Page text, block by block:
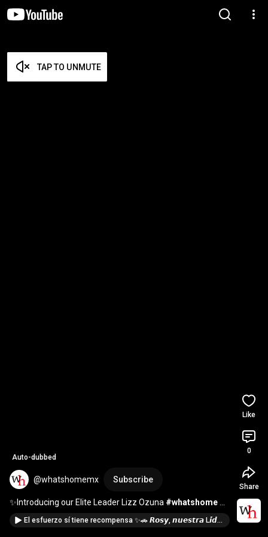
TAP TO UNMUTE
Auto-dubbed
@whatshomemx Subscribe
✨Introducing our Elite Leader Lizz Ozuna #whatshome
#entrepreneur#entrepreneurs
El esfuerzo sí tiene recompensa ✨🚗 𝙍𝙤𝙨𝙮, 𝙣𝙪𝙚𝙨𝙩𝙧𝙖 L𝙞́𝙙𝙚𝙧 𝘿𝙞𝙖𝙢𝙖𝙣𝙩𝙚 𝙀𝙟𝙚𝙘𝙪𝙩𝙞𝙫𝙤, quien recibió su carro.
Like
0
Share